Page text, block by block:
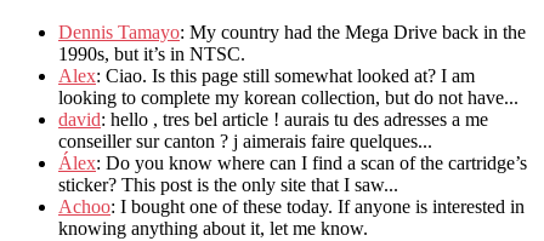
Dennis Tamayo: My country had the Mega Drive back in the
1990s, but it’s in NTSC.
Alex: Ciao. Is this page still somewhat looked at? I am
looking to complete my korean collection, but do not have...
david: hello , tres bel article ! aurais tu des adresses a me
conseiller sur canton ? j aimerais faire quelques...
Álex: Do you know where can I find a scan of the cartridge’s
sticker? This post is the only site that I saw...
Achoo: I bought one of these today. If anyone is interested in
knowing anything about it, let me know.